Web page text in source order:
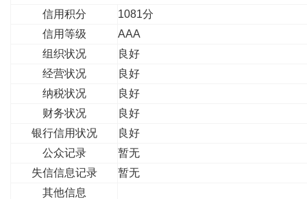
信用积分
1081分
信用等级
AAA
组织状况
良好
经营状况
良好
纳税状况
良好
财务状况
良好
银行信用状况
良好
公众记录
暂无
失信信息记录
暂无
其他信息